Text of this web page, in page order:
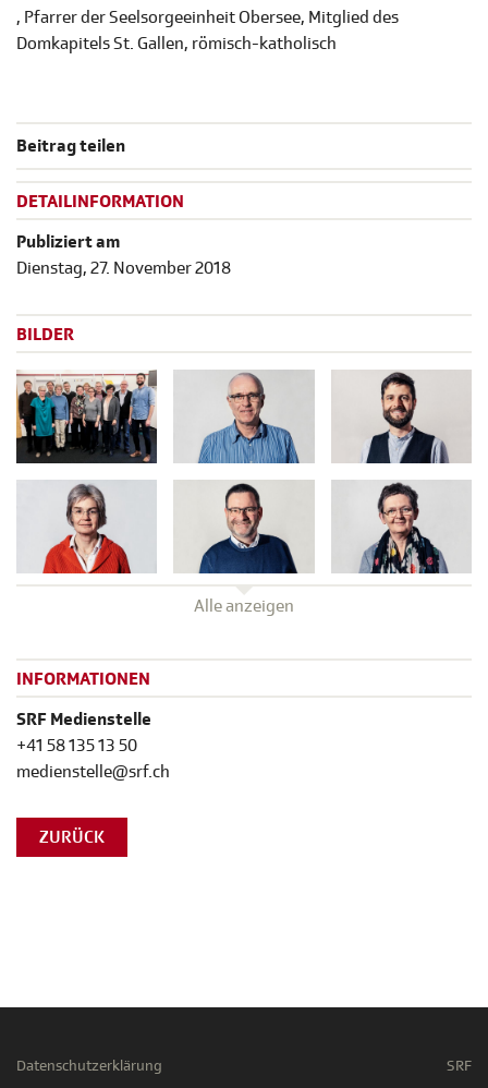
, Pfarrer der Seelsorgeeinheit Obersee, Mitglied des
Domkapitels St. Gallen, römisch-katholisch
Beitrag teilen
DETAILINFORMATION
Publiziert am
Dienstag, 27. November 2018
BILDER
Alle anzeigen
INFORMATIONEN
SRF Medienstelle
+41 58 135 13 50
medienstelle@srf.ch
ZURÜCK
Datenschutzerklärung
SRF